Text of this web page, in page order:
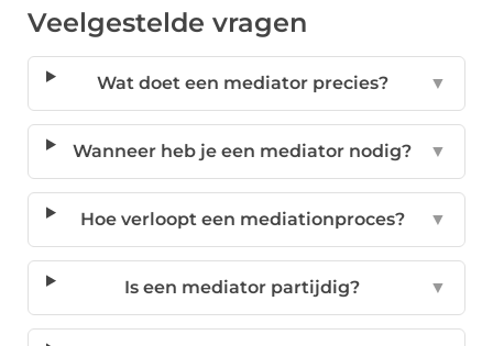
Veelgestelde vragen
Wat doet een mediator precies? ▼
Wanneer heb je een mediator nodig? ▼
Hoe verloopt een mediationproces? ▼
Is een mediator partijdig? ▼